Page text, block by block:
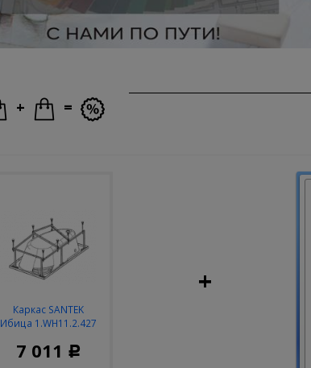
+
=
Каркас SANTEK
Ибица 1.WH11.2.427
7 011 Р
+